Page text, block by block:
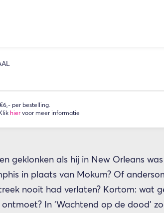
per bestelling.
hier voor meer informatie
geklonken als hij in New Orleans
in plaats van Mokum? Of
nooit had verlaten? Kortom: wat
In ‘Wachtend op de dood’